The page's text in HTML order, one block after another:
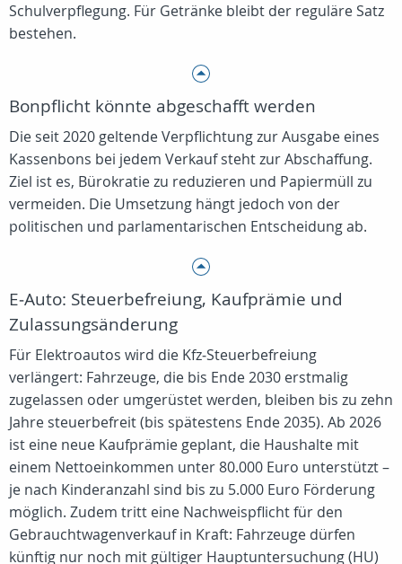
Schulverpflegung. Für Getränke bleibt der reguläre Satz
bestehen.
Bonpflicht könnte abgeschafft werden
Die seit 2020 geltende Verpflichtung zur Ausgabe eines
Kassenbons bei jedem Verkauf steht zur Abschaffung.
Ziel ist es, Bürokratie zu reduzieren und Papiermüll zu
vermeiden. Die Umsetzung hängt jedoch von der
politischen und parlamentarischen Entscheidung ab.
E‑Auto: Steuerbefreiung, Kaufprämie und
Zulassungsänderung
Für Elektroautos wird die Kfz‑Steuerbefreiung
verlängert: Fahrzeuge, die bis Ende 2030 erstmalig
zugelassen oder umgerüstet werden, bleiben bis zu zehn
Jahre steuerbefreit (bis spätestens Ende 2035). Ab 2026
ist eine neue Kaufprämie geplant, die Haushalte mit
einem Nettoeinkommen unter 80.000 Euro unterstützt –
je nach Kinderanzahl sind bis zu 5.000 Euro Förderung
möglich. Zudem tritt eine Nachweispflicht für den
Gebrauchtwagenverkauf in Kraft: Fahrzeuge dürfen
künftig nur noch mit gültiger Hauptuntersuchung (HU)